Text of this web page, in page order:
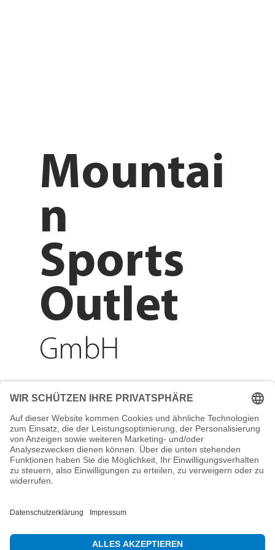
Adresse
Reichenberger Str. 1
84130 Dingolfing
Telefon
Mountai
n
Sports
Outlet
GmbH